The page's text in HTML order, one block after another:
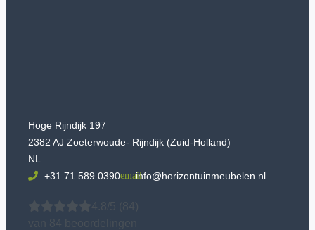
Hoge Rijndijk 197
2382 AJ Zoeterwoude- Rijndijk (Zuid-Holland)
NL
+31 71 589 0390
info@horizontuinmeubelen.nl
4.8/5
(84)
van 84 beoordelingen